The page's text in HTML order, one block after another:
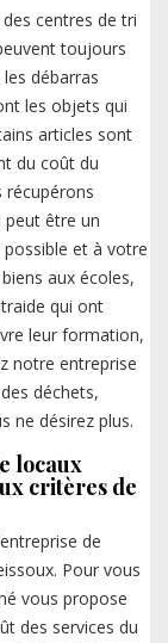
centres de tri
toujours
débarras
les objets qui
articles sont
du coût du
récupérons
peut être un
et à votre
aux écoles,
qui ont
leur formation,
notre entreprise
déchets,
ne désirez plus.
locaux
critères de
de
Pour vous
vous propose
des services du